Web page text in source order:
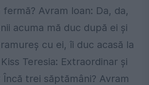
fermă? Avram Ioan: Da, da,
acuma mă duc după ei și
cu ei, îi duc acasă la
Teresia: Extraordinar și
trei săptămâni? Avram